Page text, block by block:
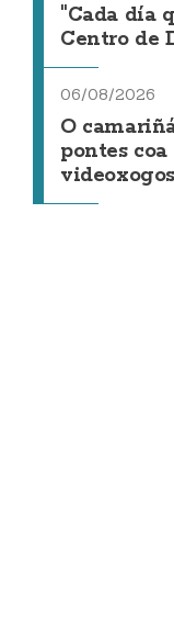
"Cada día
Centro de
06/08/2026
O
pontes
videoxogos